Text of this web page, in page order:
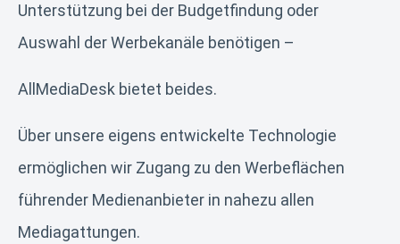
Unterstützung bei der Budgetfindung oder
Auswahl der Werbekanäle benötigen –
AllMediaDesk bietet beides.
Über unsere eigens entwickelte Technologie
ermöglichen wir Zugang zu den Werbeflächen
führender Medienanbieter in nahezu allen
Mediagattungen.